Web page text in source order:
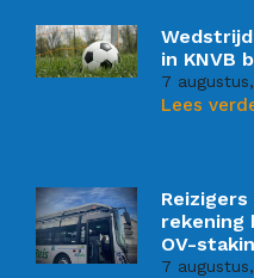
in KNVB
7
Lees
rekening
OV-
7